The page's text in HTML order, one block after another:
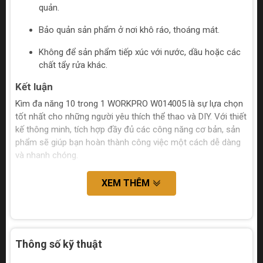
quản.
Bảo quản sản phẩm ở nơi khô ráo, thoáng mát.
Không để sản phẩm tiếp xúc với nước, dầu hoặc các
chất tẩy rửa khác.
Kết luận
Kìm đa năng 10 trong 1 WORKPRO W014005 là sự lựa chọn
tốt nhất cho những người yêu thích thể thao và DIY. Với thiết
kế thông minh, tích hợp đầy đủ các công năng cơ bản, sản
phẩm sẽ giúp bạn hoàn thành công việc một cách dễ dàng
và nhanh chóng.
XEM THÊM
Thông số kỹ thuật